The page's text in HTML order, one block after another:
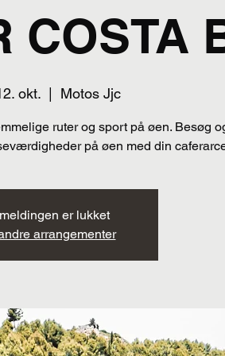
COSTA
okt. Motos Jjc
ruter og sport på øen. Besøg
på øen med din
er lukket
arrangementer